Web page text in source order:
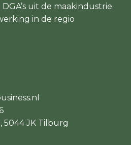
uit de maakindustrie
in de regio
5044 JK Tilburg